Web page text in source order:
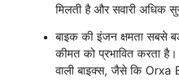
मिलती है और सवारी अधिक
बाइक की इंजन क्षमता सबसे
कीमत को प्रभावित करता
वाली बाइक्स, जैसे कि